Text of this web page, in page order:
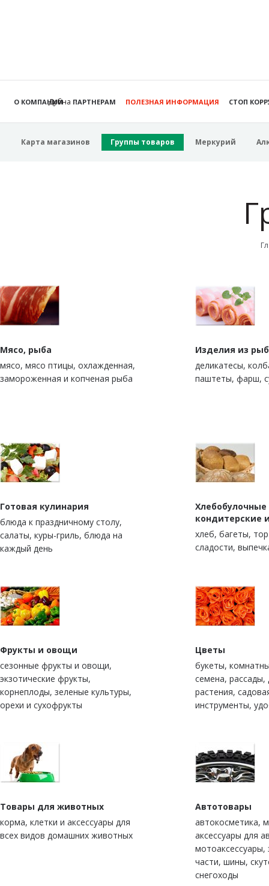
Дубна
О КОМПАНИИ ПАРТНЕРАМ ПОЛЕЗНАЯ ИНФОРМАЦИЯ СТОП
Карта магазинов Группы товаров Меркурий
Мясо, рыба
мясо, мясо птицы, охлажденная,
замороженная и копченая рыба
Изделия из
деликатесы,
паштеты, фарш,
Готовая кулинария
блюда к праздничному столу,
салаты, куры-гриль, блюда на
каждый день
Хлебобулочные
кондитерские
xлеб, багеты,
сладости,
Фрукты и овощи
сезонные фрукты и овощи,
экзотические фрукты,
корнеплоды, зеленые культуры,
орехи и сухофрукты
Цветы
букеты,
семена, рассады,
растения,
инструменты,
Товары для животных
корма, клетки и аксессуары для
всех видов домашних животных
Автотовары
автокосметика,
аксессуары для
мотоаксессуары,
части, шины,
снегоходы